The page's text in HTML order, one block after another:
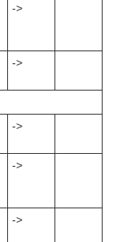
->
->
->
->
->